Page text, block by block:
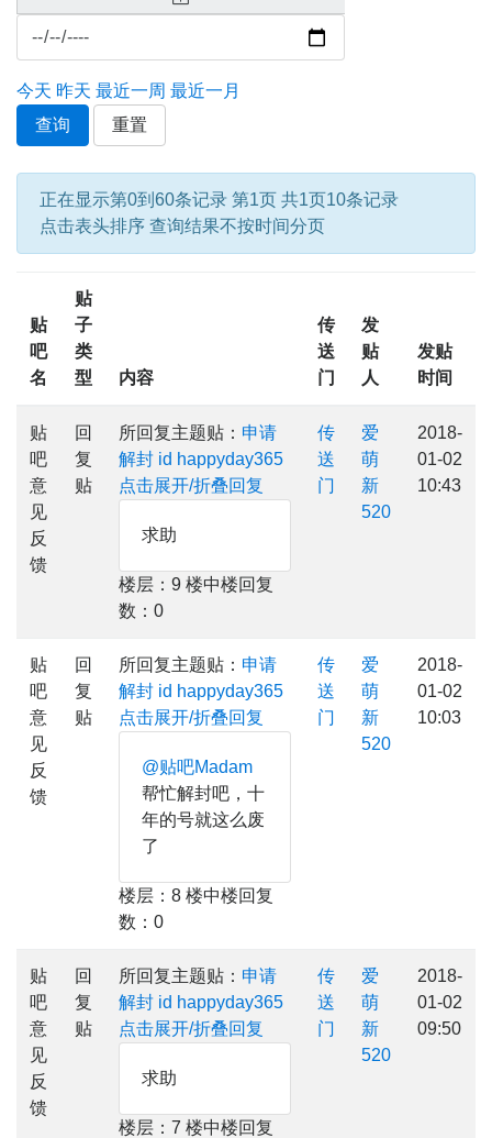
今天 昨天 最近一周 最近一月
查询
重置
正在显示第0到60条记录 第1页 共1页10条记录
点击表头排序 查询结果不按时间分页
贴
吧
名
贴
子
类
型
内容
传
送
门
发
贴
人
发贴
时间
贴
吧
意
见
反
馈
回
复
贴
所回复主题贴： 申请
解封 id happyday365
点击展开/折叠回复
求助
楼层：9 楼中楼回复
数：0
传
送
门
爱
萌
新
520
2018-
01-02
10:43
贴
吧
意
见
反
馈
回
复
贴
所回复主题贴： 申请
解封 id happyday365
点击展开/折叠回复
@贴吧Madam
帮忙解封吧，十
年的号就这么废
了
楼层：8 楼中楼回复
数：0
传
送
门
爱
萌
新
520
2018-
01-02
10:03
贴
吧
意
见
反
馈
回
复
贴
所回复主题贴： 申请
解封 id happyday365
点击展开/折叠回复
求助
楼层：7 楼中楼回复
传
送
门
爱
萌
新
520
2018-
01-02
09:50